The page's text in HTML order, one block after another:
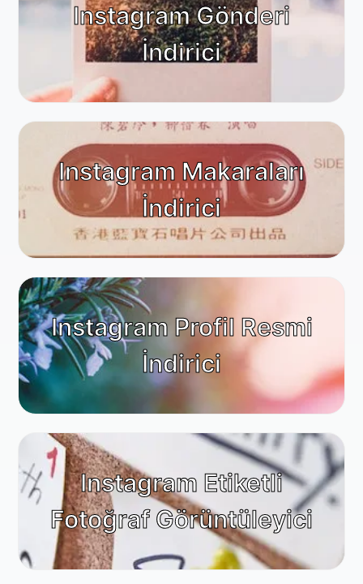
Instagram Gönderi
İndirici
Instagram Makaraları
İndirici
Instagram Profil Resmi
İndirici
Instagram Etiketli
Fotoğraf Görüntüleyici